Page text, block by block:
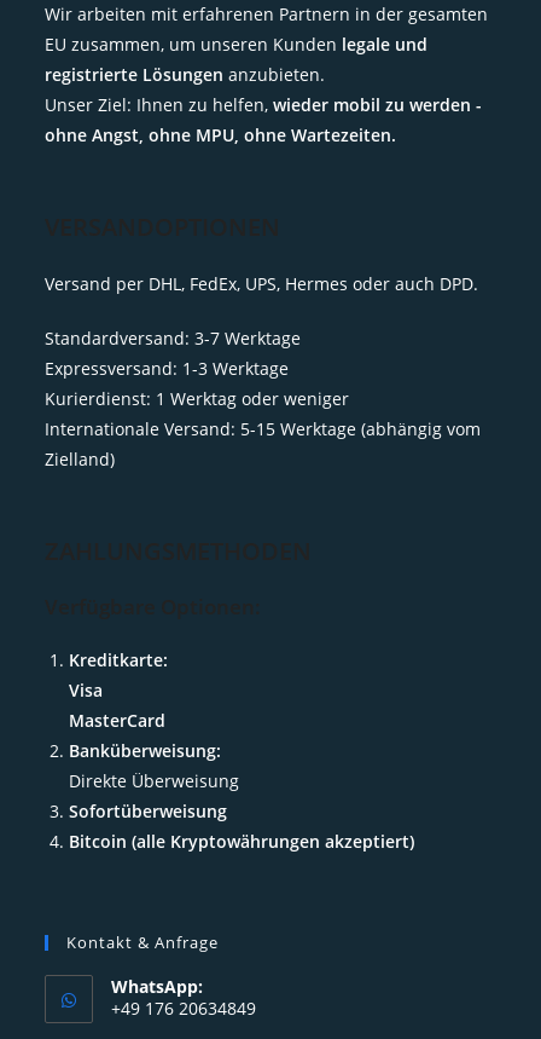
Wir arbeiten mit erfahrenen Partnern in der gesamten
EU zusammen, um unseren Kunden legale und
registrierte Lösungen anzubieten.
Unser Ziel: Ihnen zu helfen,wieder mobil zu werden -
ohne Angst, ohne MPU, ohne Wartezeiten.
Versand per DHL, FedEx, UPS, Hermes oder auch DPD.
Standardversand: 3-7 Werktage
Expressversand: 1-3 Werktage
Kurierdienst: 1 Werktag oder weniger
Internationale Versand: 5-15 Werktage (abhängig vom
Zielland)
Kreditkarte:
Visa
MasterCard
Banküberweisung:
Direkte Überweisung
Sofortüberweisung
Bitcoin (alle Kryptowährungen akzeptiert)
Kontakt & Anfrage
WhatsApp:
+49 176 20634849